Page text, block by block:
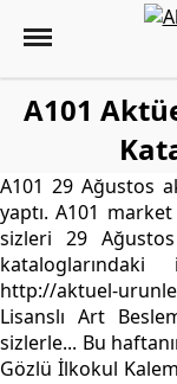
A101
A101 29 Ağustos
yaptı. A101
sizleri 29
http://aktuel-
Lisanslı Art
sizlerle... Bu
Gözlü İlkokul